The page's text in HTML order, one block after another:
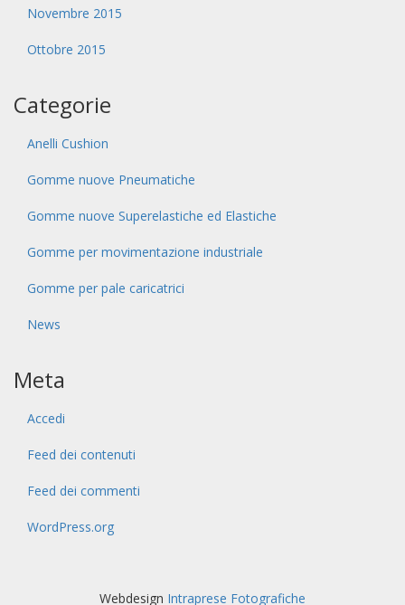
Novembre 2015
Ottobre 2015
Categorie
Anelli Cushion
Gomme nuove Pneumatiche
Gomme nuove Superelastiche ed Elastiche
Gomme per movimentazione industriale
Gomme per pale caricatrici
News
Meta
Accedi
Feed dei contenuti
Feed dei commenti
WordPress.org
Webdesign Intraprese Fotografiche